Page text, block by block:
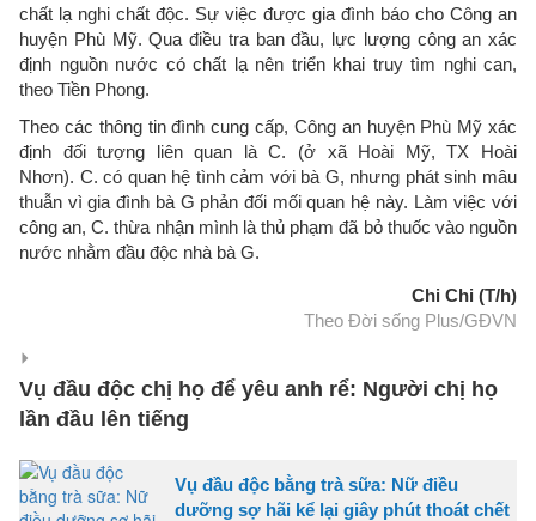
chất lạ nghi chất độc. Sự việc được gia đình báo cho Công an
huyện Phù Mỹ. Qua điều tra ban đầu, lực lượng công an xác
định nguồn nước có chất lạ nên triển khai truy tìm nghi can,
theo Tiền Phong.
Theo các thông tin đình cung cấp, Công an huyện Phù Mỹ xác
định đối tượng liên quan là C. (ở xã Hoài Mỹ, TX Hoài
Nhơn). C. có quan hệ tình cảm với bà G, nhưng phát sinh mâu
thuẫn vì gia đình bà G phản đối mối quan hệ này. Làm việc với
công an, C. thừa nhận mình là thủ phạm đã bỏ thuốc vào nguồn
nước nhằm đầu độc nhà bà G.
Chi Chi (T/h)
Theo Đời sống Plus/GĐVN
Vụ đầu độc chị họ để yêu anh rể: Người chị họ
lần đầu lên tiếng
Vụ đầu độc bằng trà sữa: Nữ điều
dưỡng sợ hãi kể lại giây phút thoát chết